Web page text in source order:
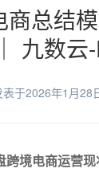
商总结
九数云
表于2026年1月28
跨境电商运营